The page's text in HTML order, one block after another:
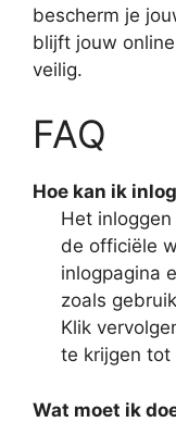
bescherm je
blijft jouw
veilig.
FAQ
Hoe kan ik
Het
de officiële
inlogpagina
zoals
Klik
te krijgen tot
Wat moet ik